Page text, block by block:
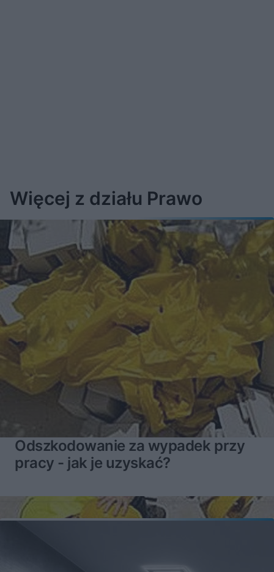
Więcej z działu Prawo
Odszkodowanie za wypadek przy
pracy - jak je uzyskać?